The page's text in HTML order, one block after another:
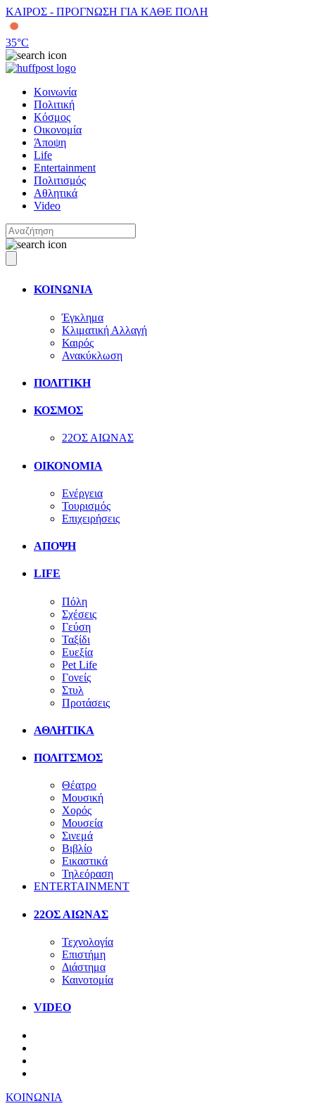
ΚΑΙΡΟΣ - ΠΡΟΓΝΩΣΗ ΓΙΑ ΚΑΘΕ ΠΟΛΗ
35°C
Κοινωνία
Πολιτική
Κόσμος
Οικονομία
Άποψη
Life
Entertainment
Πολιτισμός
Αθλητικά
Video
ΚΟΙΝΩΝΙΑ
Έγκλημα
Κλιματική Αλλαγή
Καιρός
Ανακύκλωση
ΠΟΛΙΤΙΚΗ
ΚΟΣΜΟΣ
22ΟΣ ΑΙΩΝΑΣ
ΟΙΚΟΝΟΜΙΑ
Ενέργεια
Τουρισμός
Επιχειρήσεις
ΑΠΟΨΗ
LIFE
Πόλη
Σχέσεις
Γεύση
Ταξίδι
Ευεξία
Pet Life
Γονείς
Στυλ
Προτάσεις
ΑΘΛΗΤΙΚΑ
ΠΟΛΙΤΣΜΟΣ
Θέατρο
Μουσική
Χορός
Μουσεία
Σινεμά
Βιβλίο
Εικαστικά
Τηλεόραση
ENTERTAINMENT
22ΟΣ ΑΙΩΝΑΣ
Τεχνολογία
Επιστήμη
Διάστημα
Καινοτομία
VIDEO
ΚΟΙΝΩΝΙΑ